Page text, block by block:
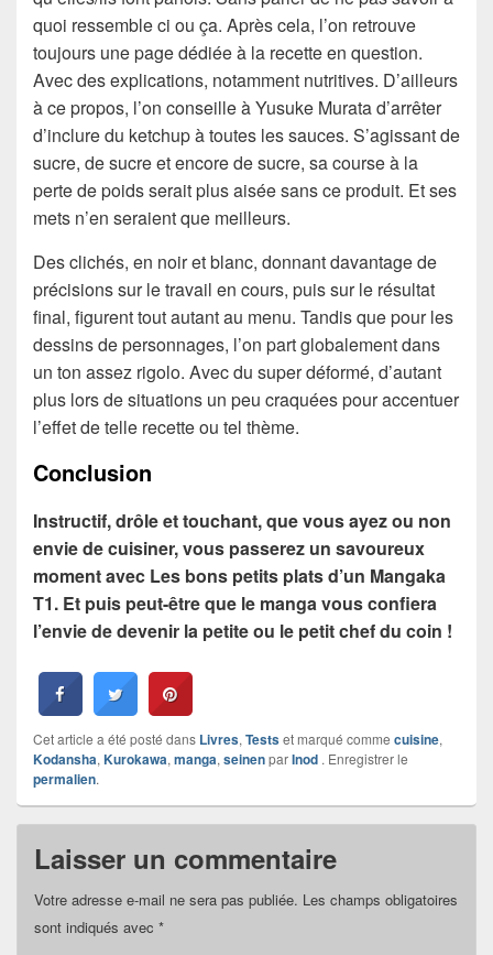
quoi ressemble ci ou ça. Après cela, l’on retrouve
toujours une page dédiée à la recette en question.
Avec des explications, notamment nutritives. D’ailleurs
à ce propos, l’on conseille à Yusuke Murata d’arrêter
d’inclure du ketchup à toutes les sauces. S’agissant de
sucre, de sucre et encore de sucre, sa course à la
perte de poids serait plus aisée sans ce produit. Et ses
mets n’en seraient que meilleurs.
Des clichés, en noir et blanc, donnant davantage de
précisions sur le travail en cours, puis sur le résultat
final, figurent tout autant au menu. Tandis que pour les
dessins de personnages, l’on part globalement dans
un ton assez rigolo. Avec du super déformé, d’autant
plus lors de situations un peu craquées pour accentuer
l’effet de telle recette ou tel thème.
Conclusion
Instructif, drôle et touchant, que vous ayez ou non
envie de cuisiner, vous passerez un savoureux
moment avec Les bons petits plats d’un Mangaka
T1. Et puis peut-être que le manga vous confiera
l’envie de devenir la petite ou le petit chef du coin !
Cet article a été posté dans Livres, Testset marqué comme cuisine,
Kodansha, Kurokawa, manga, seinenparInod . Enregistrer le
permalien.
Laisser un commentaire
Votre adresse e-mail ne sera pas publiée. Les champs obligatoires
sont indiqués avec *